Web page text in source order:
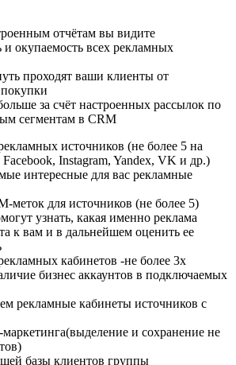
отчётам вы видите
и окупаемость всех рекламных
проходят ваши клиенты от
за счёт настроенных рассылок по
сегментам в CRM
источников (не более 5 на
Instagram, Yandex, VK и др.)
интересные для вас рекламные
меток для источников (не более 5)
узнать, какая именно реклама
к вам и в дальнейшем оценить ее
кабинетов​​ -не более 3х
бизнес аккаунтов в подключаемых
рекламные кабинеты источников с
и сохранение не
базы клиентов группы